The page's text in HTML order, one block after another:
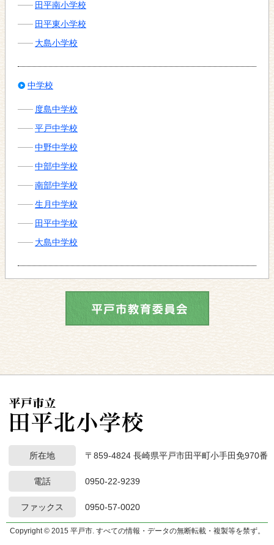
田平南小学校
田平東小学校
大島小学校
中学校
度島中学校
平戸中学校
中野中学校
中部中学校
南部中学校
生月中学校
田平中学校
大島中学校
所在地 〒859-4824 長崎県平戸市田平町小手田免970番
電話 0950-22-9239
ファックス 0950-57-0020
Copyright © 2015 平戸市. すべての情報・データの無断転載・複製等を禁ず。